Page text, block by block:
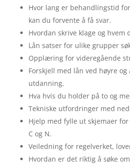
Hvor lang er behandlingstid
kan du forvente å få svar.
Hvordan skrive klage og hvem
Lån satser for ulike grupper
Opplæring for videregående
Forskjell med lån ved høyre og
utdanning.
Hva hvis du holder på to og
Tekniske utfordringer med
Hjelp med fylle ut skjemaer
C og N.
Veiledning for regelverket,
Hvordan er det riktig å søke